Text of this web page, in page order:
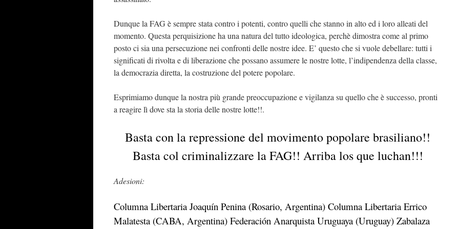
Dunque la FAG è sempre stata contro i potenti, contro quelli che stanno in alto ed i loro alleati del
momento. Questa perquisizione ha una natura del tutto ideologica, perchè dimostra come al primo
posto ci sia una persecuzione nei confronti delle nostre idee. E’ questo che si vuole debellare: tutti i
significati di rivolta e di liberazione che possano assumere le nostre lotte, l’indipendenza della classe,
la democrazia diretta, la costruzione del potere popolare.
Esprimiamo dunque la nostra più grande preoccupazione e vigilanza su quello che è successo, pronti
a reagire lì dove sta la storia delle nostre lotte!!.
Basta con la repressione del movimento popolare brasiliano!!
Basta col criminalizzare la FAG!! Arriba los que luchan!!!
Adesioni:
Columna Libertaria Joaquín Penina (Rosario, Argentina) Columna Libertaria Errico
Malatesta (CABA, Argentina) Federación Anarquista Uruguaya (Uruguay) Zabalaza